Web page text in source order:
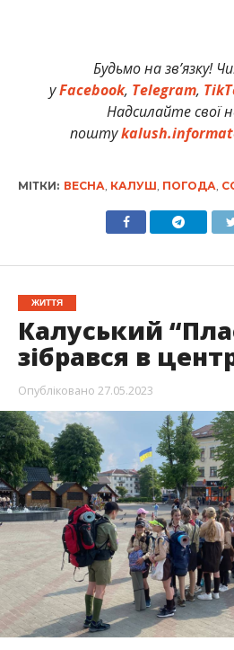
Будьмо на зв’язку!
уFacebook, Telegram,
Надсилайте свої
пошту
МІТКИ: ВЕСНА КАЛУШ ПОГОДА
ЖИТТЯ
Калуський
зібрався в
Опубліковано 27.05.2023